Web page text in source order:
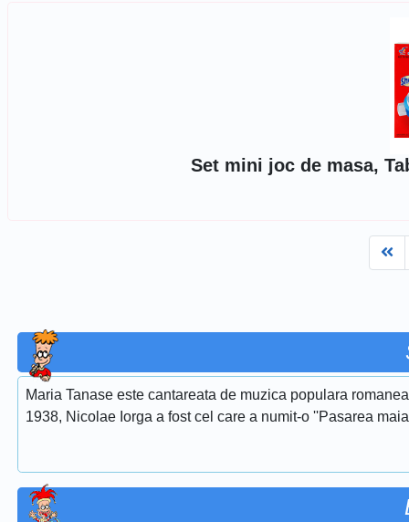
Set mini joc de masa,
Maria Tanase este cantareata de muzica populara
1938, Nicolae Iorga a fost cel care a numit-o ''Pasarea